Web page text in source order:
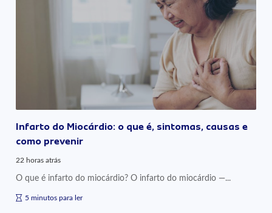
Infarto do Miocárdio: o que é, sintomas, causas e
como prevenir
22 horas atrás
O que é infarto do miocárdio? O infarto do miocárdio —...
5 minutos para ler